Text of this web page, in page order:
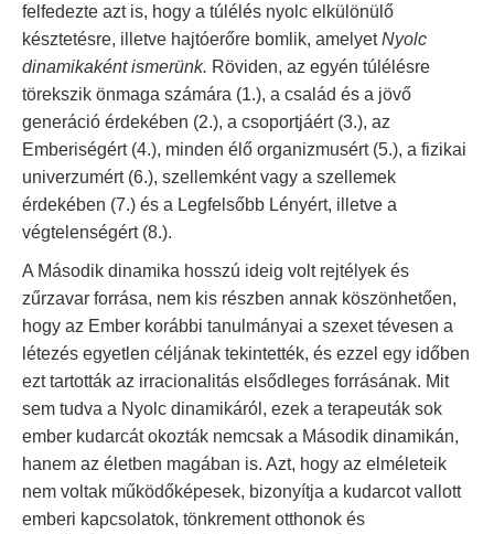
felfedezte azt is, hogy a túlélés nyolc elkülönülő
késztetésre, illetve hajtóerőre bomlik, amelyetNyolc
dinamikaként ismerünk. Röviden, az egyén túlélésre
törekszik önmaga számára (1.), a család és a jövő
generáció érdekében (2.), a csoportjáért (3.), az
Emberiségért (4.), minden élő organizmusért (5.), a fizikai
univerzumért (6.), szellemként vagy a szellemek
érdekében (7.) és a Legfelsőbb Lényért, illetve a
végtelenségért (8.).
A Második dinamika hosszú ideig volt rejtélyek és
zűrzavar forrása, nem kis részben annak köszönhetően,
hogy az Ember korábbi tanulmányai a szexet tévesen a
létezés egyetlen céljának tekintették, és ezzel egy időben
ezt tartották az irracionalitás elsődleges forrásának. Mit
sem tudva a Nyolc dinamikáról, ezek a terapeuták sok
ember kudarcát okozták nemcsak a Második dinamikán,
hanem az életben magában is. Azt, hogy az elméleteik
nem voltak működőképesek, bizonyítja a kudarcot vallott
emberi kapcsolatok, tönkrement otthonok és